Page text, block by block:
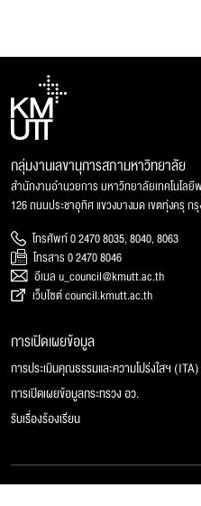
กลุ่มงานเลขานุการสภามหาวิทยาลัย
สำนักงานอำนวยการ มหาวิทยาลัยเทคโนโลยี
126 ถนนประชาอุทิศ แขวงบางมด เขตทุ่งครุ ก
โทรศัพท์ 0 2470 8035, 8040, 8063
โทรสาร 0 2470 8046
อีเมล u_council@kmutt.ac.th
เว็บไซต์ council.kmutt.ac.th
การเปิดเผยข้อมูล
การประเมินคุณธรรมและความโปร่งใสฯ (ITA)
การเปิดเผยข้อมูลกระทรวง อว.
รับเรื่องร้องเรียน